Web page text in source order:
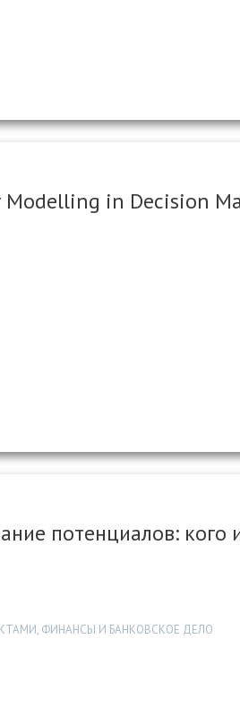
in Decision
потенциалов: кого
ФИНАНСЫ И БАНКОВСКОЕ ДЕЛО